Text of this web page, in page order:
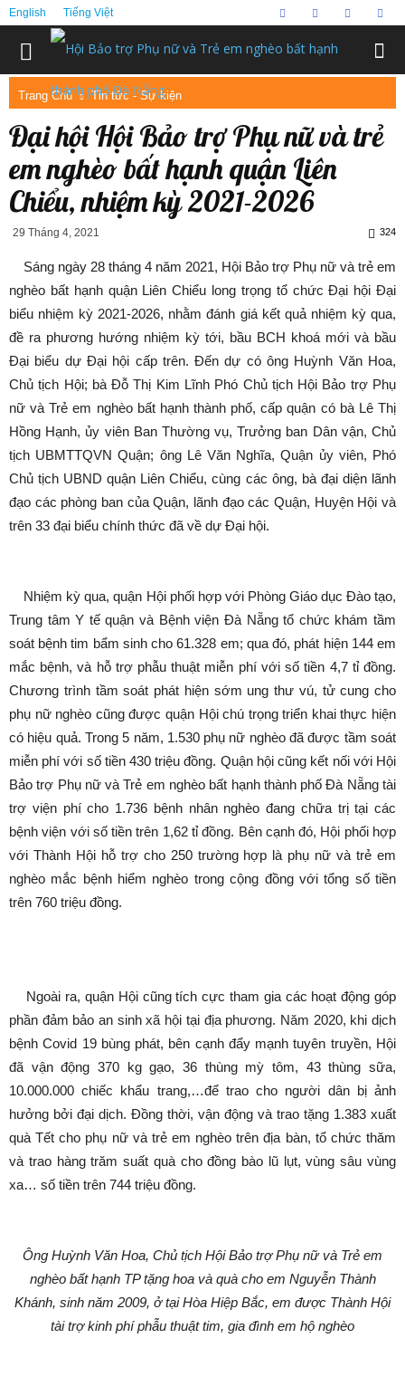
English Tiếng Việt
Trang Chủ Tin tức - Sự kiện
Đại hội Hội Bảo trợ Phụ nữ và trẻ
em nghèo bất hạnh quận Liên
Chiểu, nhiệm kỳ 2021-2026
29 Tháng 4, 2021 324
Sáng ngày 28 tháng 4 năm 2021, Hội Bảo trợ Phụ nữ và trẻ em
nghèo bất hạnh quận Liên Chiểu long trọng tổ chức Đại hội Đại
biểu nhiệm kỳ 2021-2026, nhằm đánh giá kết quả nhiệm kỳ qua,
đề ra phương hướng nhiệm kỳ tới, bầu BCH khoá mới và bầu
Đại biểu dự Đại hội cấp trên. Đến dự có ông Huỳnh Văn Hoa,
Chủ tịch Hội; bà Đỗ Thị Kim Lĩnh Phó Chủ tịch Hội Bảo trợ Phụ
nữ và Trẻ em nghèo bất hạnh thành phố, cấp quận có bà Lê Thị
Hồng Hạnh, ủy viên Ban Thường vụ, Trưởng ban Dân vận, Chủ
tịch UBMTTQVN Quận; ông Lê Văn Nghĩa, Quận ủy viên, Phó
Chủ tịch UBND quận Liên Chiểu, cùng các ông, bà đại diện lãnh
đạo các phòng ban của Quận, lãnh đạo các Quận, Huyện Hội và
trên 33 đại biểu chính thức đã về dự Đại hội.
Nhiệm kỳ qua, quận Hội phối hợp với Phòng Giáo dục Đào tạo,
Trung tâm Y tế quận và Bệnh viện Đà Nẵng tổ chức khám tầm
soát bệnh tim bẩm sinh cho 61.328 em; qua đó, phát hiện 144 em
mắc bệnh, và hỗ trợ phẫu thuật miễn phí với số tiền 4,7 tỉ đồng.
Chương trình tầm soát phát hiện sớm ung thư vú, tử cung cho
phụ nữ nghèo cũng được quận Hội chú trọng triển khai thực hiện
có hiệu quả. Trong 5 năm, 1.530 phụ nữ nghèo đã được tầm soát
miễn phí với số tiền 430 triệu đồng. Quận hội cũng kết nối với Hội
Bảo trợ Phụ nữ và Trẻ em nghèo bất hạnh thành phố Đà Nẵng tài
trợ viện phí cho 1.736 bệnh nhân nghèo đang chữa trị tại các
bệnh viện với số tiền trên 1,62 tỉ đồng. Bên cạnh đó, Hội phối hợp
với Thành Hội hỗ trợ cho 250 trường hợp là phụ nữ và trẻ em
nghèo mắc bệnh hiểm nghèo trong cộng đồng với tổng số tiền
trên 760 triệu đồng.
Ngoài ra, quận Hội cũng tích cực tham gia các hoạt động góp
phần đảm bảo an sinh xã hội tại địa phương. Năm 2020, khi dịch
bệnh Covid 19 bùng phát, bên cạnh đẩy mạnh tuyên truyền, Hội
đã vận động 370 kg gạo, 36 thùng mỳ tôm, 43 thùng sữa,
10.000.000 chiếc khẩu trang,…để trao cho người dân bị ảnh
hưởng bởi đại dịch. Đồng thời, vận động và trao tặng 1.383 xuất
quà Tết cho phụ nữ và trẻ em nghèo trên địa bàn, tổ chức thăm
và trao hàng trăm suất quà cho đồng bào lũ lụt, vùng sâu vùng
xa… số tiền trên 744 triệu đồng.
Ông Huỳnh Văn Hoa, Chủ tịch Hội Bảo trợ Phụ nữ và Trẻ em
nghèo bất hạnh TP tặng hoa và quà cho em Nguyễn Thành
Khánh, sinh năm 2009, ở tại Hòa Hiệp Bắc, em được Thành Hội
tài trợ kinh phí phẫu thuật tim, gia đình em hộ nghèo